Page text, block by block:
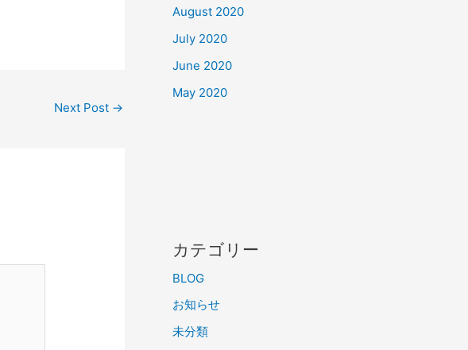
Next Post →
August 2020
July 2020
June 2020
May 2020
カテゴリー
BLOG
お知らせ
未分類